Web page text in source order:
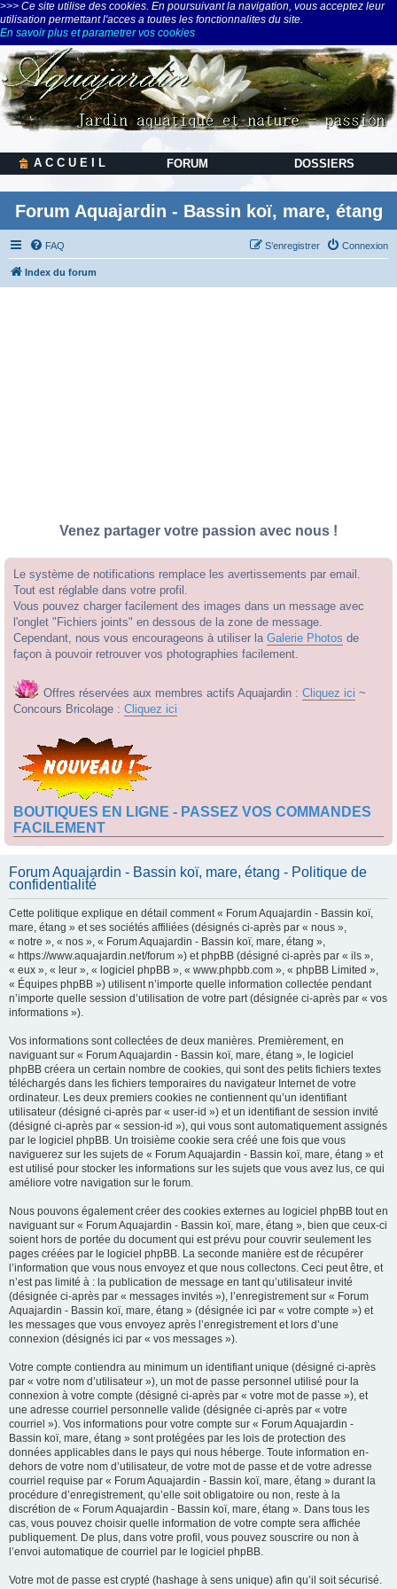
>>> Ce site utilise des cookies. En poursuivant la navigation, vous acceptez leur
utilisation permettant l'acces a toutes les fonctionnalites du site.
En savoir plus et parametrer vos cookies
A C C U E I L FORUM DOSSIERS
Forum Aquajardin - Bassin koï, mare, étang
FAQ Connexion
S’enregistrer
Index du forum
Venez partager votre passion avec nous !
Le système de notifications remplace les avertissements par email.
Tout est réglable dans votre profil.
Vous pouvez charger facilement des images dans un message avec
l'onglet "Fichiers joints" en dessous de la zone de message.
Cependant, nous vous encourageons à utiliser la Galerie Photos de
façon à pouvoir retrouver vos photographies facilement.
Offres réservées aux membres actifs Aquajardin : Cliquez ici ~
Concours Bricolage : Cliquez ici
BOUTIQUES EN LIGNE - PASSEZ VOS COMMANDES
FACILEMENT
Forum Aquajardin - Bassin koï, mare, étang - Politique de
confidentialité
Cette politique explique en détail comment « Forum Aquajardin - Bassin koï,
mare, étang » et ses sociétés affiliées (désignés ci-après par « nous »,
« notre », « nos », « Forum Aquajardin - Bassin koï, mare, étang »,
« https://www.aquajardin.net/forum ») et phpBB (désigné ci-après par « ils »,
« eux », « leur », « logiciel phpBB », « www.phpbb.com », « phpBB Limited »,
« Équipes phpBB ») utilisent n’importe quelle information collectée pendant
n’importe quelle session d’utilisation de votre part (désignée ci-après par « vos
informations »).
Vos informations sont collectées de deux manières. Premièrement, en
naviguant sur « Forum Aquajardin - Bassin koï, mare, étang », le logiciel
phpBB créera un certain nombre de cookies, qui sont des petits fichiers textes
téléchargés dans les fichiers temporaires du navigateur Internet de votre
ordinateur. Les deux premiers cookies ne contiennent qu’un identifiant
utilisateur (désigné ci-après par « user-id ») et un identifiant de session invité
(désigné ci-après par « session-id »), qui vous sont automatiquement assignés
par le logiciel phpBB. Un troisième cookie sera créé une fois que vous
naviguerez sur les sujets de « Forum Aquajardin - Bassin koï, mare, étang » et
est utilisé pour stocker les informations sur les sujets que vous avez lus, ce qui
améliore votre navigation sur le forum.
Nous pouvons également créer des cookies externes au logiciel phpBB tout en
naviguant sur « Forum Aquajardin - Bassin koï, mare, étang », bien que ceux-ci
soient hors de portée du document qui est prévu pour couvrir seulement les
pages créées par le logiciel phpBB. La seconde manière est de récupérer
l’information que vous nous envoyez et que nous collectons. Ceci peut être, et
n’est pas limité à : la publication de message en tant qu’utilisateur invité
(désignée ci-après par « messages invités »), l’enregistrement sur « Forum
Aquajardin - Bassin koï, mare, étang » (désignée ici par « votre compte ») et
les messages que vous envoyez après l’enregistrement et lors d’une
connexion (désignés ici par « vos messages »).
Votre compte contiendra au minimum un identifiant unique (désigné ci-après
par « votre nom d’utilisateur »), un mot de passe personnel utilisé pour la
connexion à votre compte (désigné ci-après par « votre mot de passe »), et
une adresse courriel personnelle valide (désignée ci-après par « votre
courriel »). Vos informations pour votre compte sur « Forum Aquajardin -
Bassin koï, mare, étang » sont protégées par les lois de protection des
données applicables dans le pays qui nous héberge. Toute information en-
dehors de votre nom d’utilisateur, de votre mot de passe et de votre adresse
courriel requise par « Forum Aquajardin - Bassin koï, mare, étang » durant la
procédure d’enregistrement, qu’elle soit obligatoire ou non, reste à la
discrétion de « Forum Aquajardin - Bassin koï, mare, étang ». Dans tous les
cas, vous pouvez choisir quelle information de votre compte sera affichée
publiquement. De plus, dans votre profil, vous pouvez souscrire ou non à
l’envoi automatique de courriel par le logiciel phpBB.
Votre mot de passe est crypté (hashage à sens unique) afin qu’il soit sécurisé.